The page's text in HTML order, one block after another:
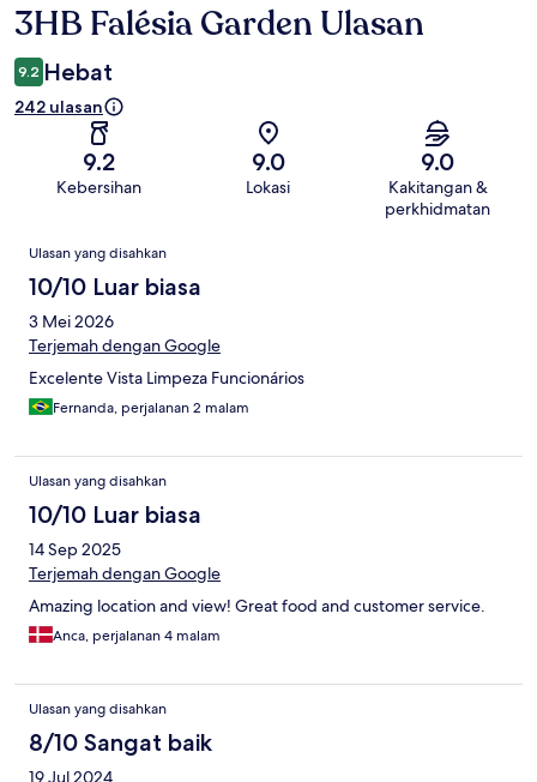
Ulasan
3HB Falésia Garden Ulasan
9.2 Hebat
242 ulasan
9.2
Kebersihan
9.0
Lokasi
9.0
Kakitangan &
perkhidmatan
Ulasan
Ulasan yang disahkan
10/10 Luar biasa
3 Mei 2026
Terjemah dengan Google
Excelente Vista Limpeza Funcionários
Fernanda, perjalanan 2 malam
Ulasan yang disahkan
10/10 Luar biasa
14 Sep 2025
Terjemah dengan Google
Amazing location and view! Great food and customer service.
Anca, perjalanan 4 malam
Ulasan yang disahkan
8/10 Sangat baik
19 Jul 2024